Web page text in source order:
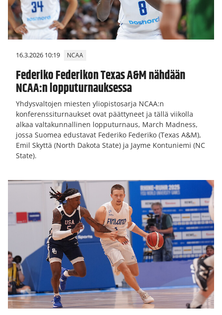
16.3.2026 10:19 NCAA
Federiko Federikon Texas A&M nähdään
NCAA:n lopputurnauksessa
Yhdysvaltojen miesten yliopistosarja NCAA:n
konferenssiturnaukset ovat päättyneet ja tällä viikolla
alkaa valtakunnallinen lopputurnaus, March Madness,
jossa Suomea edustavat Federiko Federiko (Texas A&M),
Emil Skyttä (North Dakota State) ja Jayme Kontuniemi (NC
State).